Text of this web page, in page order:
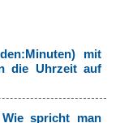
mit
die Uhrzeit auf
spricht man